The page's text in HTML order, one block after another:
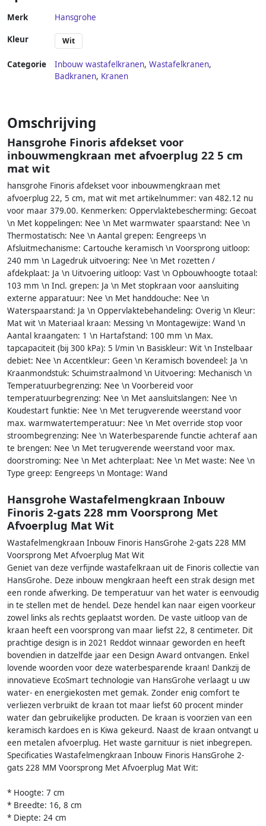
Merk Hansgrohe
Kleur Wit
Categorie Inbouw wastafelkranen, Wastafelkranen,
Badkranen, Kranen
Omschrijving
Hansgrohe Finoris afdekset voor
inbouwmengkraan met afvoerplug 22 5 cm
mat wit
hansgrohe Finoris afdekset voor inbouwmengkraan met
afvoerplug 22, 5 cm, mat wit met artikelnummer: van 482.12 nu
voor maar 379.00. Kenmerken: Oppervlaktebescherming: Gecoat
\n Met koppelingen: Nee \n Met warmwater spaarstand: Nee \n
Thermostatisch: Nee \n Aantal grepen: Eengreeps \n
Afsluitmechanisme: Cartouche keramisch \n Voorsprong uitloop:
240 mm \n Lagedruk uitvoering: Nee \n Met rozetten /
afdekplaat: Ja \n Uitvoering uitloop: Vast \n Opbouwhoogte totaal:
103 mm \n Incl. grepen: Ja \n Met stopkraan voor aansluiting
externe apparatuur: Nee \n Met handdouche: Nee \n
Waterspaarstand: Ja \n Oppervlaktebehandeling: Overig \n Kleur:
Mat wit \n Materiaal kraan: Messing \n Montagewijze: Wand \n
Aantal kraangaten: 1 \n Hartafstand: 100 mm \n Max.
tapcapaciteit (bij 300 kPa): 5 l/min \n Basiskleur: Wit \n Instelbaar
debiet: Nee \n Accentkleur: Geen \n Keramisch bovendeel: Ja \n
Kraanmondstuk: Schuimstraalmond \n Uitvoering: Mechanisch \n
Temperatuurbegrenzing: Nee \n Voorbereid voor
temperatuurbegrenzing: Nee \n Met aansluitslangen: Nee \n
Koudestart funktie: Nee \n Met terugverende weerstand voor
max. warmwatertemperatuur: Nee \n Met override stop voor
stroombegrenzing: Nee \n Waterbesparende functie achteraf aan
te brengen: Nee \n Met terugverende weerstand voor max.
doorstroming: Nee \n Met achterplaat: Nee \n Met waste: Nee \n
Type greep: Eengreeps \n Montage: Wand
Hansgrohe Wastafelmengkraan Inbouw
Finoris 2-gats 228 mm Voorsprong Met
Afvoerplug Mat Wit
Wastafelmengkraan Inbouw Finoris HansGrohe 2-gats 228 MM
Voorsprong Met Afvoerplug Mat Wit
Geniet van deze verfijnde wastafelkraan uit de Finoris collectie van
HansGrohe. Deze inbouw mengkraan heeft een strak design met
een ronde afwerking. De temperatuur van het water is eenvoudig
in te stellen met de hendel. Deze hendel kan naar eigen voorkeur
zowel links als rechts geplaatst worden. De vaste uitloop van de
kraan heeft een voorsprong van maar liefst 22, 8 centimeter. Dit
prachtige design is in 2021 Reddot winnaar geworden en heeft
bovendien in datzelfde jaar een Design Award ontvangen. Enkel
lovende woorden voor deze waterbesparende kraan! Dankzij de
innovatieve EcoSmart technologie van HansGrohe verlaagt u uw
water- en energiekosten met gemak. Zonder enig comfort te
verliezen verbruikt de kraan tot maar liefst 60 procent minder
water dan gebruikelijke producten. De kraan is voorzien van een
keramisch kardoes en is Kiwa gekeurd. Naast de kraan ontvangt u
een metalen afvoerplug. Het waste garnituur is niet inbegrepen.
Specificaties Wastafelmengkraan Inbouw Finoris HansGrohe 2-
gats 228 MM Voorsprong Met Afvoerplug Mat Wit:
* Hoogte: 7 cm
* Breedte: 16, 8 cm
* Diepte: 24 cm